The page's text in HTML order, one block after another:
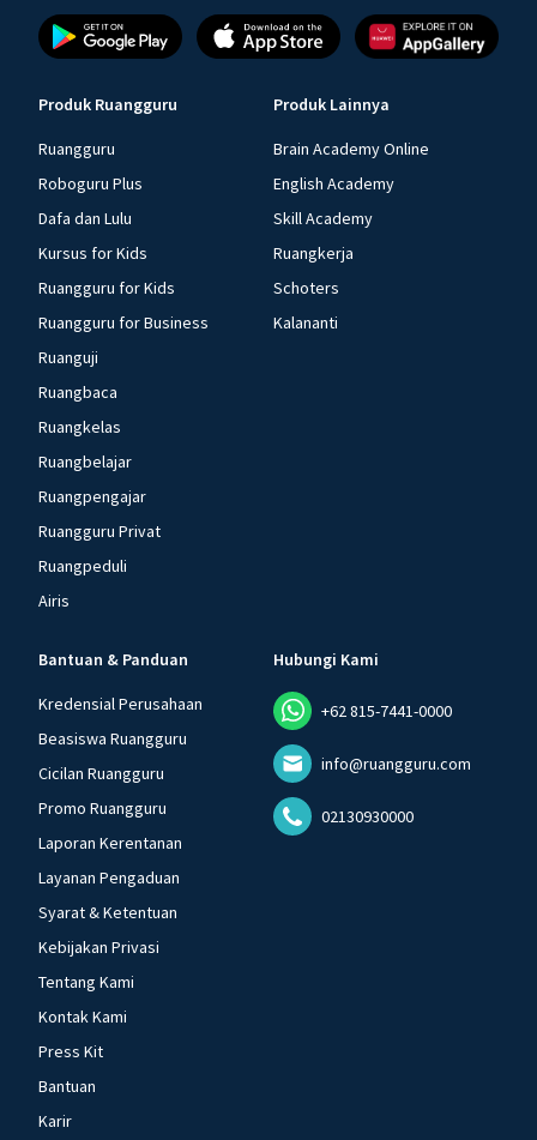
Produk Ruangguru
Ruangguru
Roboguru Plus
Dafa dan Lulu
Kursus for Kids
Ruangguru for Kids
Ruangguru for Business
Ruanguji
Ruangbaca
Ruangkelas
Ruangbelajar
Ruangpengajar
Ruangguru Privat
Ruangpeduli
Airis
Produk Lainnya
Brain Academy Online
English Academy
Skill Academy
Ruangkerja
Schoters
Kalananti
Bantuan & Panduan
Kredensial Perusahaan
Beasiswa Ruangguru
Cicilan Ruangguru
Promo Ruangguru
Laporan Kerentanan
Layanan Pengaduan
Syarat & Ketentuan
Kebijakan Privasi
Tentang Kami
Kontak Kami
Press Kit
Bantuan
Karir
Hubungi Kami
+62 815-7441-0000
info@ruangguru.com
02130930000